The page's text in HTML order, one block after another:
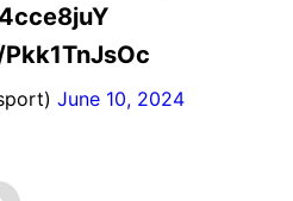
June 10, 2024